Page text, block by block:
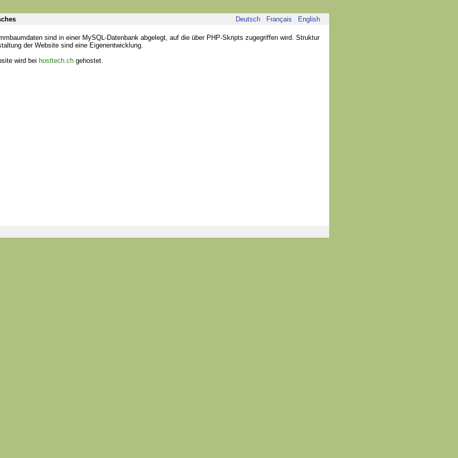
Deutsch Français English
sind in einer MySQL-Datenbank abgelegt, auf die über PHP-Skripts zugegriffen wird. Struktur
der Website sind eine Eigenentwicklung.
wird bei hosttech.ch gehostet.